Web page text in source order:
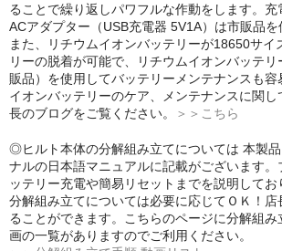
ることで繰り返しパワフルな作動をします。充
ACアダプター（USB充電器 5V1A）は市販品を
また、リチウムイオンバッテリーが18650サイ
リーの脱着が可能で、リチウムイオンバッテ
販品）を使用してバッテリーメンテナンスも
イオンバッテリーのケア、メンテナンスに関
長のブログをご覧ください。
＞＞こちら
◎ヒルト本体の分解組み立てについては 本製
ナルの日本語マニュアルに記載がございます
ッテリー充電や簡易リセットまでを説明して
分解組み立てについては必要に応じてＯＫ！店
ることができます。こちらのページに分解組み
画の一覧がありますのでご利用ください。